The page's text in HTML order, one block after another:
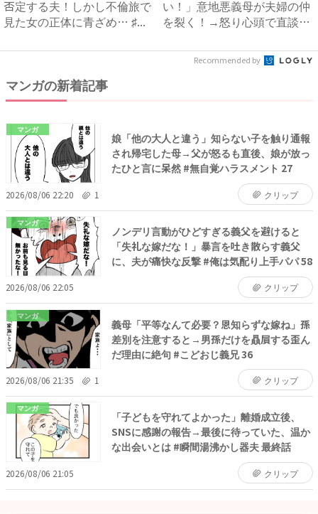
否定する夫！しかし不倫旅で
見た女の正体に青ざめ… ♯...
い！」意地悪義母が夫婦の仲
を裂く！→怒り心頭で直談判
Recommended by
マンガの新着記事
マンガ
娘「他の大人と違う」知らない子を触り通報
され帰宅した母→父が怒るも直後、娘が放っ
たひと言に呆然 #無自覚ハラスメント 27
2026/08/06 22:20 1 クリップ
マンガ
ノンデリ言動がひどすぎる義父を避けると
「失礼な嫁だな！」暴言を吐き散らす義父
に、夫が痛快な反撃 #俺は気配り上手パパ 58
2026/08/06 22:05 クリップ
マンガ
義母「平等なんて必要？恩知らずな嫁ね」孫
差別を注意すると→男孫だけを贔屓する歪ん
だ理由に絶句 #こどおじ義兄 36
2026/08/06 21:35 1 クリップ
マンガ
「子どもを守れてよかった」離婚成立後、
SNSに感謝の報告→最後に待っていた、温か
な出会いとは #瞬間湯沸かし器夫 最終話
2026/08/06 21:05 クリップ